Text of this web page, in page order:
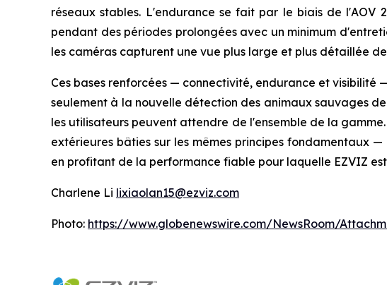
réseaux stables. L'endurance se fait par le biais de
pendant des périodes prolongées avec un minimum
les caméras capturent une vue plus large et plus détaillée
Ces bases renforcées — connectivité, endurance et visibilité
seulement à la nouvelle détection des animaux sauvages
les utilisateurs peuvent attendre de l'ensemble de la
extérieures bâties sur les mêmes principes fondamentaux
en profitant de la performance fiable pour laquelle EZVIZ
Charlene Li lixiaolan15@ezviz.com
Photo: https://www.globenewswire.com/NewsRoom/